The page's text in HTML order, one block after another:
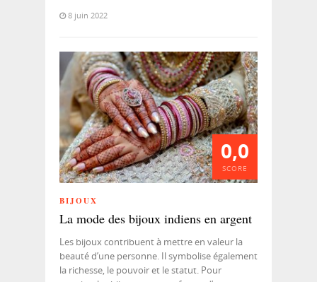
8 juin 2022
0,0
SCORE
BIJOUX
La mode des bijoux indiens en argent
Les bijoux contribuent à mettre en valeur la
beauté d’une personne. Il symbolise également
la richesse, le pouvoir et le statut. Pour